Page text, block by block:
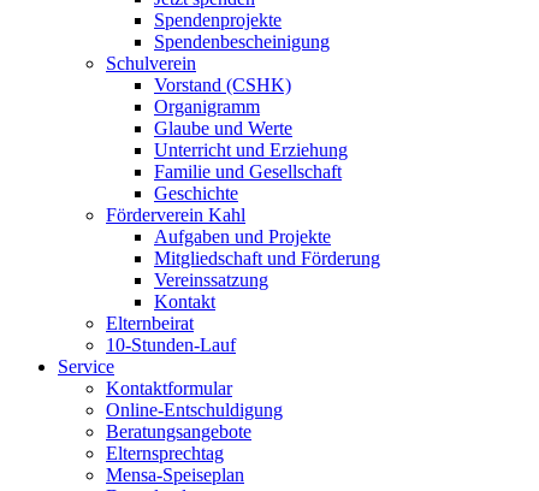
Spendenprojekte
Spendenbescheinigung
Schulverein
Vorstand (CSHK)
Organigramm
Glaube und Werte
Unterricht und Erziehung
Familie und Gesellschaft
Geschichte
Förderverein Kahl
Aufgaben und Projekte
Mitgliedschaft und Förderung
Vereinssatzung
Kontakt
Elternbeirat
10-Stunden-Lauf
Service
Kontaktformular
Online-Entschuldigung
Beratungsangebote
Elternsprechtag
Mensa-Speiseplan